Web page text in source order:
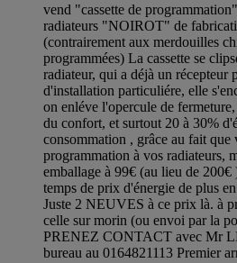
vend "cassette de
radiateurs "NOIROT" de
(contrairement aux merdouilles
programmées) La cassette se
radiateur, qui a déjà un récepteur
d'installation particuliére, elle
on enléve l'opercule de
du confort, et surtout 20 à 30%
consommation , grâce au fait que
programmation à vos radiateurs,
emballage à 99€ (au lieu de 200€
temps de prix d'énergie de plus
Juste 2 NEUVES à ce prix là. à
celle sur morin (ou envoi par la
PRENEZ CONTACT avec Mr
bureau au 0164821113 Premier